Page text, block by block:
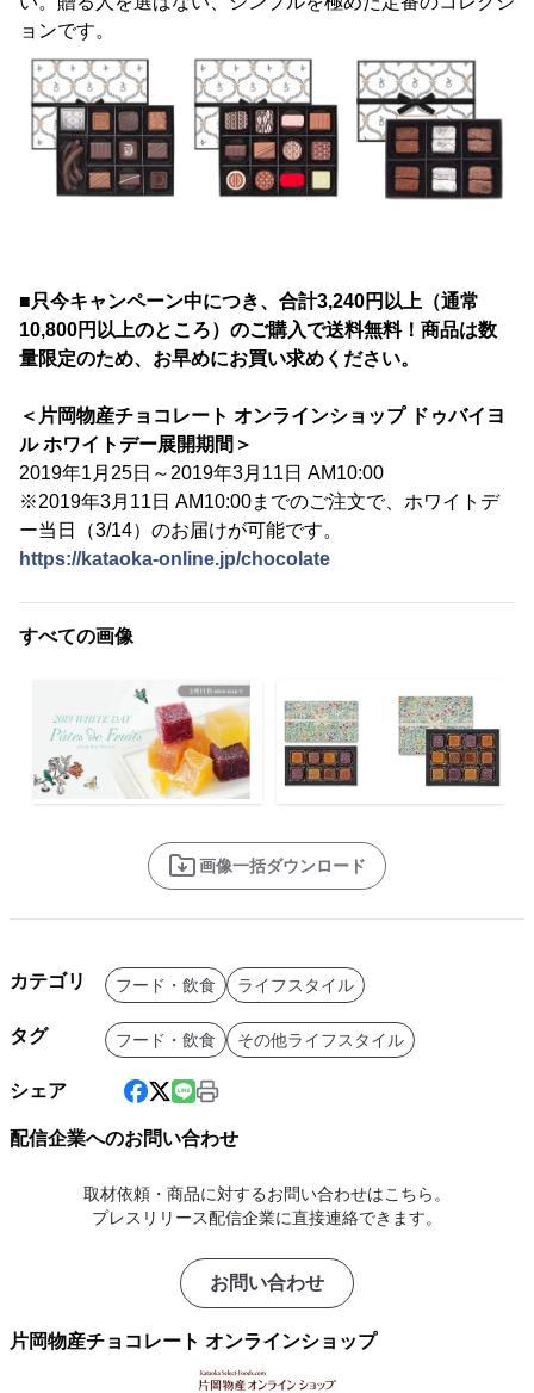
ョンです。
■只今キャンペーン中につき、合計3,240円以上（通常
10,800円以上のところ）のご購入で送料無料！商品は数
量限定のため、お早めにお買い求めください。
＜片岡物産チョコレート オンラインショップ ドゥバイヨ
ル ホワイトデー展開期間＞
2019年1月25日～2019年3月11日 AM10:00
※2019年3月11日 AM10:00までのご注文で、ホワイトデ
ー当日（3/14）のお届けが可能です。
https://kataoka-online.jp/chocolate
すべての画像
画像一括ダウンロード
カテゴリ フード・飲食 ライフスタイル
タグ フード・飲食 その他ライフスタイル
シェア
配信企業へのお問い合わせ
取材依頼・商品に対するお問い合わせはこちら。
プレスリリース配信企業に直接連絡できます。
お問い合わせ
片岡物産チョコレート オンラインショップ